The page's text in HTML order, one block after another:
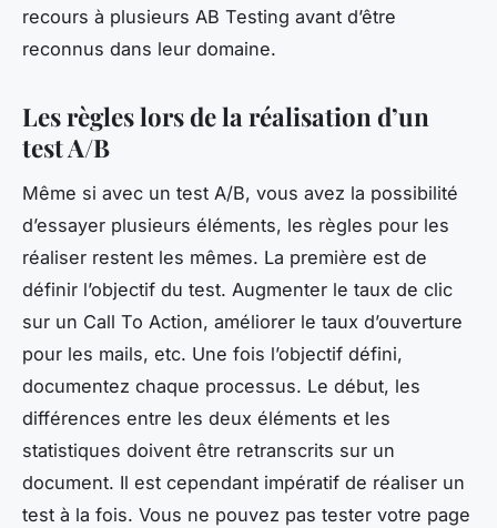
recours à plusieurs AB Testing avant d’être
reconnus dans leur domaine.
Les règles lors de la réalisation d’un
test A/B
Même si avec un test A/B, vous avez la possibilité
d’essayer plusieurs éléments, les règles pour les
réaliser restent les mêmes. La première est de
définir l’objectif du test. Augmenter le taux de clic
sur un Call To Action, améliorer le taux d’ouverture
pour les mails, etc. Une fois l’objectif défini,
documentez chaque processus. Le début, les
différences entre les deux éléments et les
statistiques doivent être retranscrits sur un
document. Il est cependant impératif de réaliser un
test à la fois. Vous ne pouvez pas tester votre page